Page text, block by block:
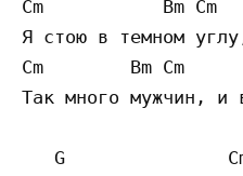
Cm           Bm
Я стою в темном
Cm        Bm Cm
Так много мужчин, и
G